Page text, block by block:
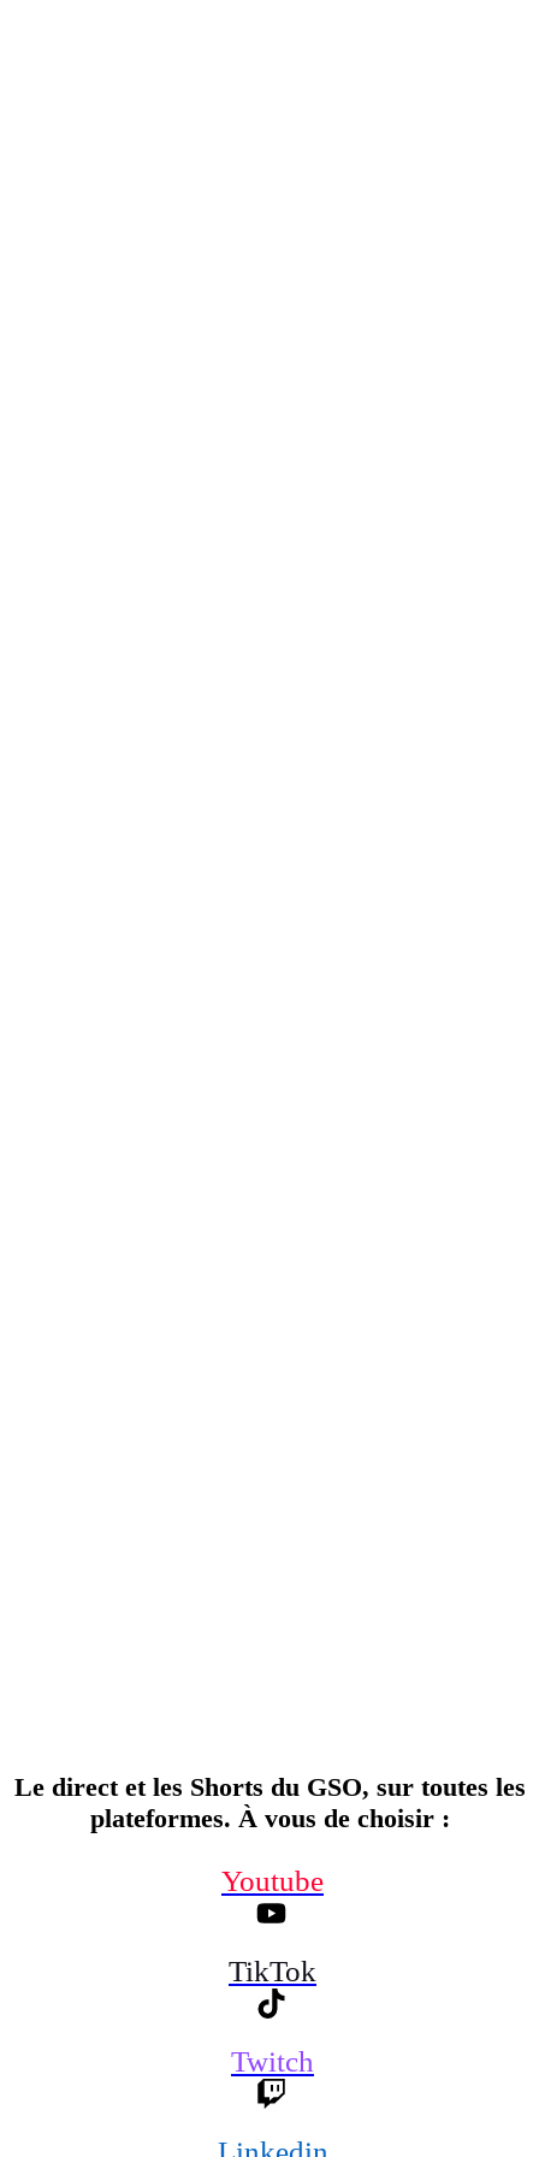
Le direct et les Shorts du GSO, sur toutes les
plateformes. À vous de choisir:
Youtube
TikTok
Twitch